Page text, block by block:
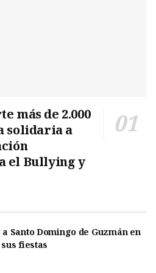
más de 2.000
solidaria a
el Bullying y
Santo Domingo de Guzmán en
fiestas